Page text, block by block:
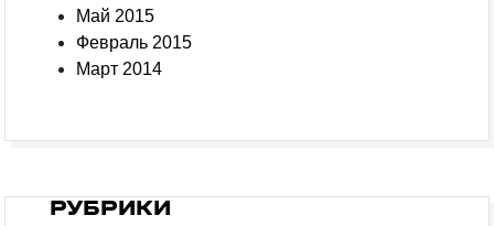
Май 2015
Февраль 2015
Март 2014
РУБРИКИ